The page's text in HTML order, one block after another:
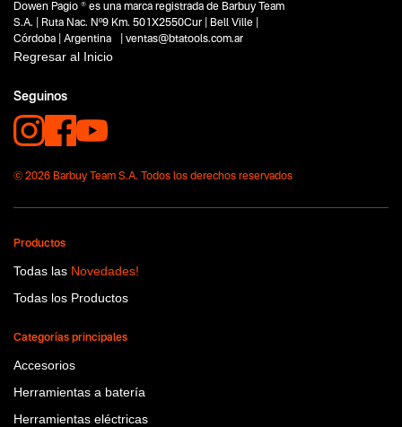
Capacidad
No items found.
Funcion o uso
No items found.
Tecnologia
No items found.
Dowen Pagio ® es una marca registrada de Barbuy Team
S.A. | Ruta Nac. Nº9 Km. 501X2550Cur | Bell Ville |
Córdoba | Argentina | ventas@btatools.com.ar
Regresar al Inicio
Seguinos
© 2026 Barbuy Team S.A. Todos los derechos reservados
Productos
Todas las Novedades!
Todas los Productos
Categorías principales
Accesorios
Herramientas a batería
Herramientas eléctricas